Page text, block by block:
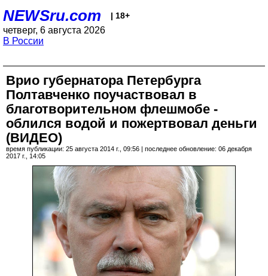
NEWSru.com | 18+
четверг, 6 августа 2026
В России
Врио губернатора Петербурга
Полтавченко поучаствовал в
благотворительном флешмобе -
облился водой и пожертвовал деньги
(ВИДЕО)
время публикации: 25 августа 2014 г., 09:56 | последнее обновление: 06 декабря
2017 г., 14:05